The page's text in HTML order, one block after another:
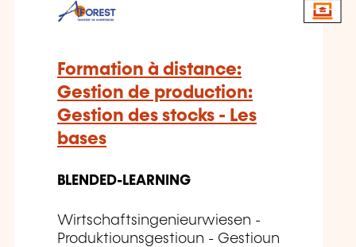
Formation à distance:
Gestion de production:
Gestion des stocks - Les
bases
BLENDED-LEARNING
Wirtschaftsingenieurwiesen -
Produktiounsgestioun - Gestioun